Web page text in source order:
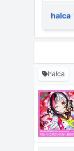
halca
halca